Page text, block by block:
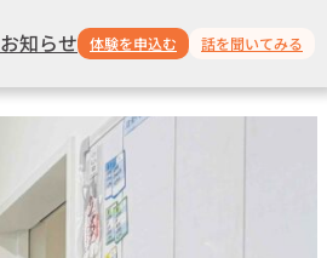
お知らせ 体験を申込む 話を聞いてみる